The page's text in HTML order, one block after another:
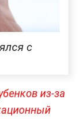
с
из-за